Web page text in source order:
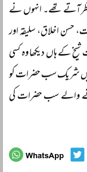
آتے تھے۔ انہوں نے
حسن اخلاق، سلیقہ اور
شیخ کے ہاں دیکھا وہ کسی
میں شریک سب حضرات کو
والے سب حضرات کی